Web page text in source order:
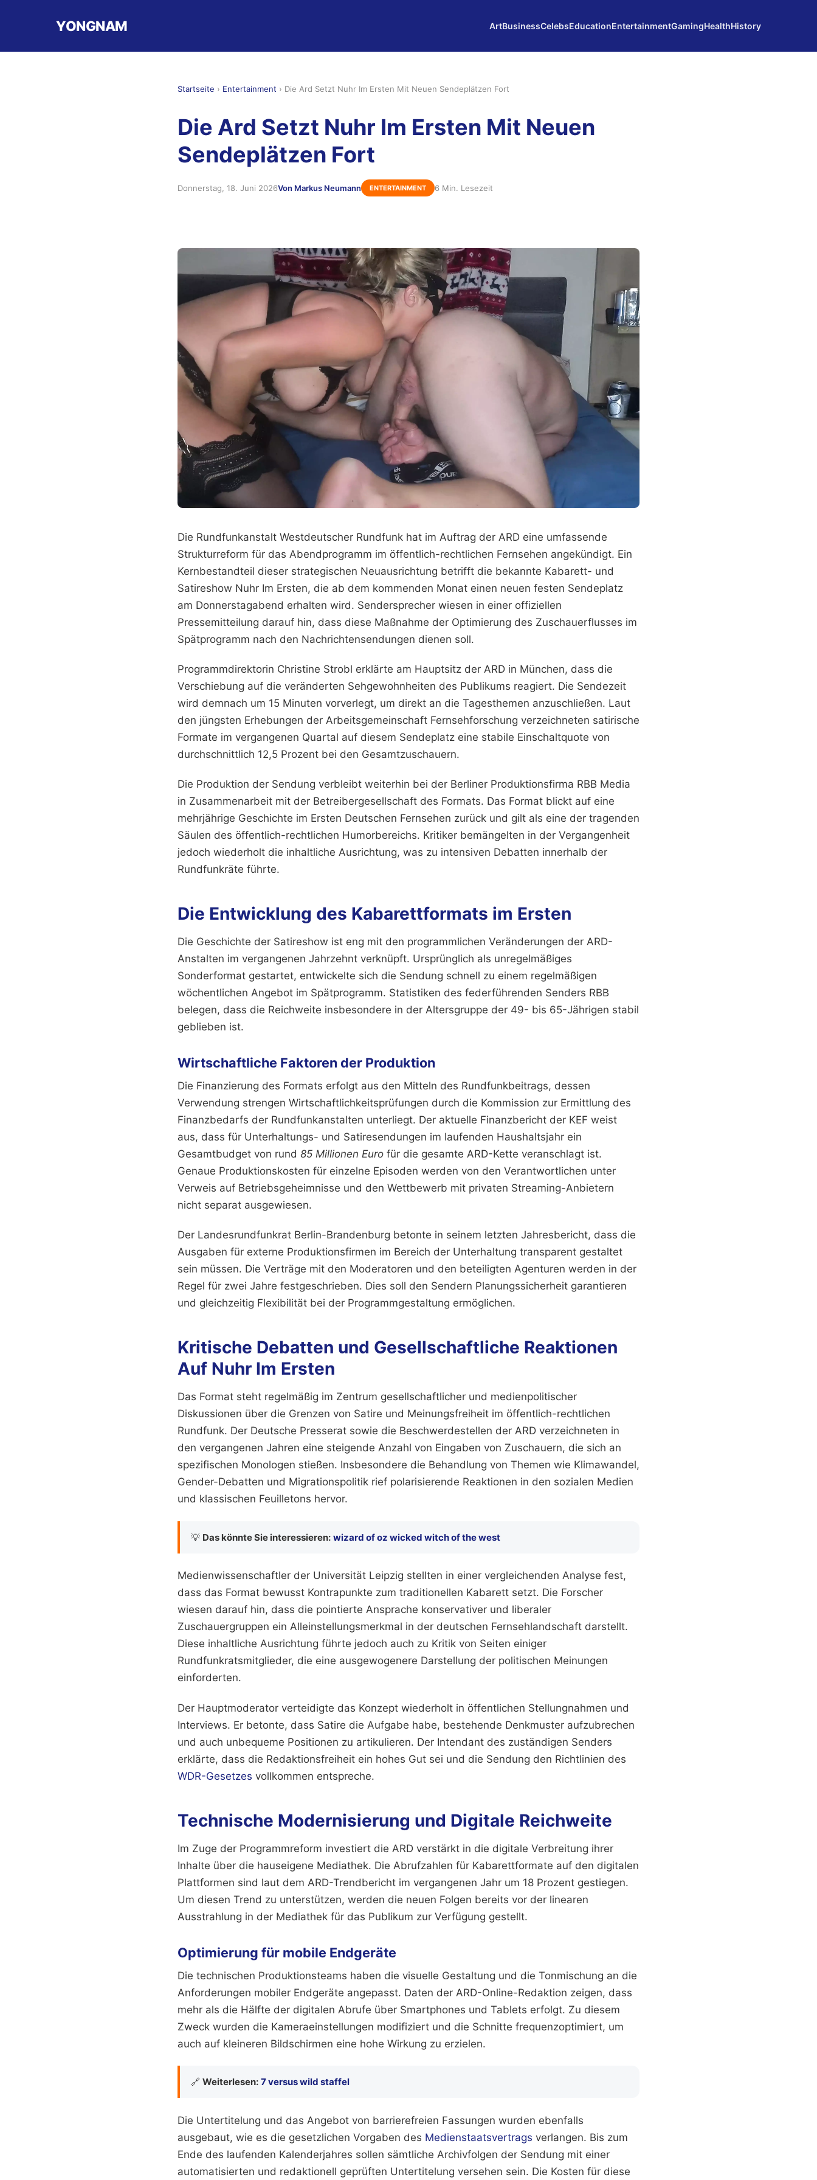
YONGNAM ArtBusinessCelebsEducationEntertainmentGamingHealthHistory
Startseite › Entertainment › Die Ard Setzt Nuhr Im Ersten Mit Neuen Sendeplätzen Fort
Die Ard Setzt Nuhr Im Ersten Mit Neuen
Sendeplätzen Fort
Donnerstag, 18. Juni 2026Von Markus Neumann ENTERTAINMENT 6 Min. Lesezeit
Die Rundfunkanstalt Westdeutscher Rundfunk hat im Auftrag der ARD eine umfassende
Strukturreform für das Abendprogramm im öffentlich-rechtlichen Fernsehen angekündigt. Ein
Kernbestandteil dieser strategischen Neuausrichtung betrifft die bekannte Kabarett- und
Satireshow Nuhr Im Ersten, die ab dem kommenden Monat einen neuen festen Sendeplatz
am Donnerstagabend erhalten wird. Sendersprecher wiesen in einer offiziellen
Pressemitteilung darauf hin, dass diese Maßnahme der Optimierung des Zuschauerflusses im
Spätprogramm nach den Nachrichtensendungen dienen soll.
Programmdirektorin Christine Strobl erklärte am Hauptsitz der ARD in München, dass die
Verschiebung auf die veränderten Sehgewohnheiten des Publikums reagiert. Die Sendezeit
wird demnach um 15 Minuten vorverlegt, um direkt an die Tagesthemen anzuschließen. Laut
den jüngsten Erhebungen der Arbeitsgemeinschaft Fernsehforschung verzeichneten satirische
Formate im vergangenen Quartal auf diesem Sendeplatz eine stabile Einschaltquote von
durchschnittlich 12,5 Prozent bei den Gesamtzuschauern.
Die Produktion der Sendung verbleibt weiterhin bei der Berliner Produktionsfirma RBB Media
in Zusammenarbeit mit der Betreibergesellschaft des Formats. Das Format blickt auf eine
mehrjährige Geschichte im Ersten Deutschen Fernsehen zurück und gilt als eine der tragenden
Säulen des öffentlich-rechtlichen Humorbereichs. Kritiker bemängelten in der Vergangenheit
jedoch wiederholt die inhaltliche Ausrichtung, was zu intensiven Debatten innerhalb der
Rundfunkräte führte.
Die Entwicklung des Kabarettformats im Ersten
Die Geschichte der Satireshow ist eng mit den programmlichen Veränderungen der ARD-
Anstalten im vergangenen Jahrzehnt verknüpft. Ursprünglich als unregelmäßiges
Sonderformat gestartet, entwickelte sich die Sendung schnell zu einem regelmäßigen
wöchentlichen Angebot im Spätprogramm. Statistiken des federführenden Senders RBB
belegen, dass die Reichweite insbesondere in der Altersgruppe der 49- bis 65-Jährigen stabil
geblieben ist.
Wirtschaftliche Faktoren der Produktion
Die Finanzierung des Formats erfolgt aus den Mitteln des Rundfunkbeitrags, dessen
Verwendung strengen Wirtschaftlichkeitsprüfungen durch die Kommission zur Ermittlung des
Finanzbedarfs der Rundfunkanstalten unterliegt. Der aktuelle Finanzbericht der KEF weist
aus, dass für Unterhaltungs- und Satiresendungen im laufenden Haushaltsjahr ein
Gesamtbudget von rund 85 Millionen Euro für die gesamte ARD-Kette veranschlagt ist.
Genaue Produktionskosten für einzelne Episoden werden von den Verantwortlichen unter
Verweis auf Betriebsgeheimnisse und den Wettbewerb mit privaten Streaming-Anbietern
nicht separat ausgewiesen.
Der Landesrundfunkrat Berlin-Brandenburg betonte in seinem letzten Jahresbericht, dass die
Ausgaben für externe Produktionsfirmen im Bereich der Unterhaltung transparent gestaltet
sein müssen. Die Verträge mit den Moderatoren und den beteiligten Agenturen werden in der
Regel für zwei Jahre festgeschrieben. Dies soll den Sendern Planungssicherheit garantieren
und gleichzeitig Flexibilität bei der Programmgestaltung ermöglichen.
Kritische Debatten und Gesellschaftliche Reaktionen
Auf Nuhr Im Ersten
Das Format steht regelmäßig im Zentrum gesellschaftlicher und medienpolitischer
Diskussionen über die Grenzen von Satire und Meinungsfreiheit im öffentlich-rechtlichen
Rundfunk. Der Deutsche Presserat sowie die Beschwerdestellen der ARD verzeichneten in
den vergangenen Jahren eine steigende Anzahl von Eingaben von Zuschauern, die sich an
spezifischen Monologen stießen. Insbesondere die Behandlung von Themen wie Klimawandel,
Gender-Debatten und Migrationspolitik rief polarisierende Reaktionen in den sozialen Medien
und klassischen Feuilletons hervor.
💡 Das könnte Sie interessieren: wizard of oz wicked witch of the west
Medienwissenschaftler der Universität Leipzig stellten in einer vergleichenden Analyse fest,
dass das Format bewusst Kontrapunkte zum traditionellen Kabarett setzt. Die Forscher
wiesen darauf hin, dass die pointierte Ansprache konservativer und liberaler
Zuschauergruppen ein Alleinstellungsmerkmal in der deutschen Fernsehlandschaft darstellt.
Diese inhaltliche Ausrichtung führte jedoch auch zu Kritik von Seiten einiger
Rundfunkratsmitglieder, die eine ausgewogenere Darstellung der politischen Meinungen
einforderten.
Der Hauptmoderator verteidigte das Konzept wiederholt in öffentlichen Stellungnahmen und
Interviews. Er betonte, dass Satire die Aufgabe habe, bestehende Denkmuster aufzubrechen
und auch unbequeme Positionen zu artikulieren. Der Intendant des zuständigen Senders
erklärte, dass die Redaktionsfreiheit ein hohes Gut sei und die Sendung den Richtlinien des
WDR-Gesetzes vollkommen entspreche.
Technische Modernisierung und Digitale Reichweite
Im Zuge der Programmreform investiert die ARD verstärkt in die digitale Verbreitung ihrer
Inhalte über die hauseigene Mediathek. Die Abrufzahlen für Kabarettformate auf den digitalen
Plattformen sind laut dem ARD-Trendbericht im vergangenen Jahr um 18 Prozent gestiegen.
Um diesen Trend zu unterstützen, werden die neuen Folgen bereits vor der linearen
Ausstrahlung in der Mediathek für das Publikum zur Verfügung gestellt.
Optimierung für mobile Endgeräte
Die technischen Produktionsteams haben die visuelle Gestaltung und die Tonmischung an die
Anforderungen mobiler Endgeräte angepasst. Daten der ARD-Online-Redaktion zeigen, dass
mehr als die Hälfte der digitalen Abrufe über Smartphones und Tablets erfolgt. Zu diesem
Zweck wurden die Kameraeinstellungen modifiziert und die Schnitte frequenzoptimiert, um
auch auf kleineren Bildschirmen eine hohe Wirkung zu erzielen.
🔗 Weiterlesen: 7 versus wild staffel
Die Untertitelung und das Angebot von barrierefreien Fassungen wurden ebenfalls
ausgebaut, wie es die gesetzlichen Vorgaben des Medienstaatsvertrags verlangen. Bis zum
Ende des laufenden Kalenderjahres sollen sämtliche Archivfolgen der Sendung mit einer
automatisierten und redaktionell geprüften Untertitelung versehen sein. Die Kosten für diese